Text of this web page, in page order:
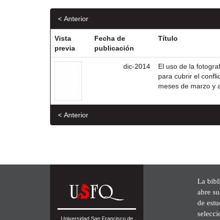
< Anterior
Vista
previa
Fecha de
publicación
Título
dic-2014
El uso de la
para cubrir el
meses de marzo y
< Anterior
Universidad San Francisco de
La
abre
de